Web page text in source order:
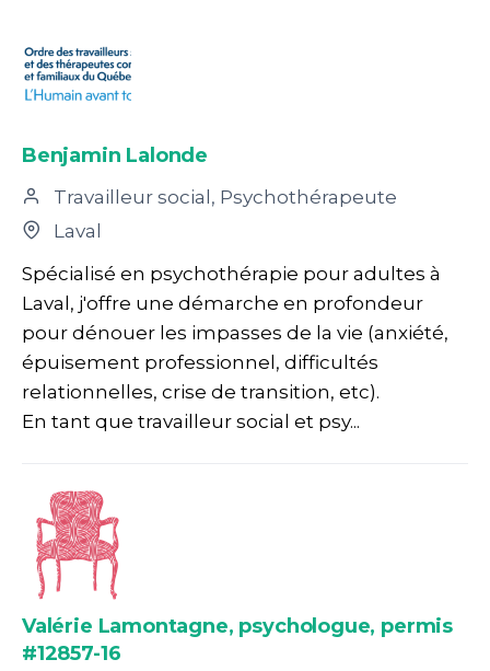
Benjamin Lalonde
Travailleur social, Psychothérapeute
Laval
Spécialisé en psychothérapie pour adultes à
Laval, j'offre une démarche en profondeur
pour dénouer les impasses de la vie (anxiété,
épuisement professionnel, difficultés
relationnelles, crise de transition, etc).
En tant que travailleur social et psy...
Valérie Lamontagne, psychologue, permis
#12857-16